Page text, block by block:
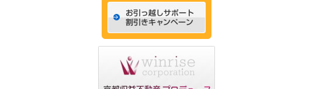
☆京都市左京区賃貸おし
ゃれなデザイナーズマン
ション☆
☆京都市左京区賃貸お得
な1ＬＤＫ物件☆